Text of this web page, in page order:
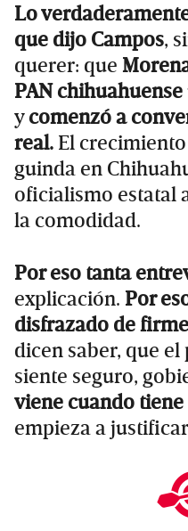
Lo
que dijo Campos,
querer: que
PAN chihuahuense
ycomenzó a
real. El
guinda en
oficialismo estatal
la comodidad.
Por eso tanta
explicación. Por
disfrazado de
dicen saber, que el
siente seguro,
viene cuando
empieza a